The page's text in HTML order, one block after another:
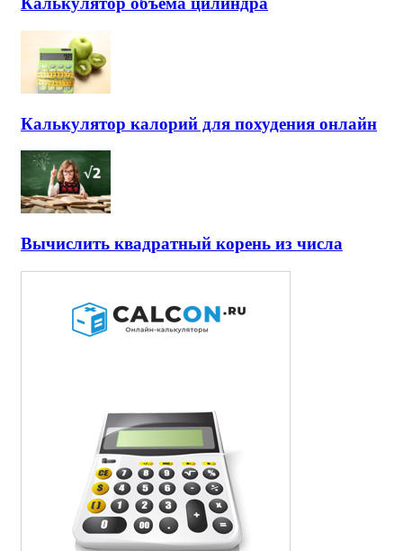
Калькулятор калорий для похудения онлайн
Вычислить квадратный корень из числа